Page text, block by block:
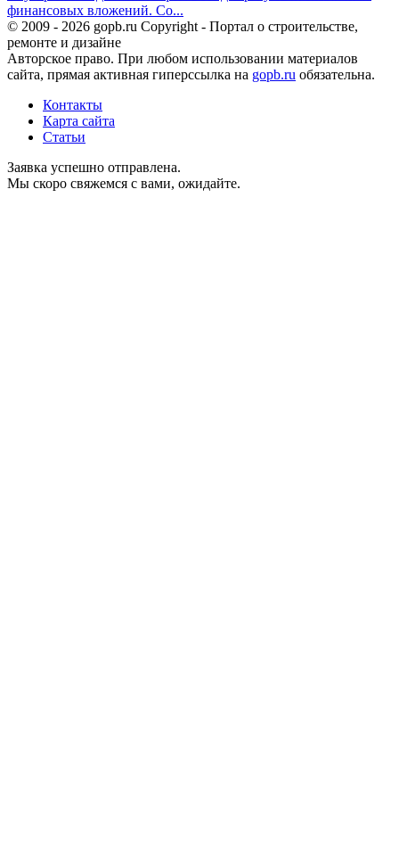
финансовых вложений. Со...
© 2009 - 2026 gopb.ru Copyright - Портал о строительстве,
ремонте и дизайне
Авторское право. При любом использовании материалов
сайта, прямая активная гиперссылка на gopb.ru обязательна.
Контакты
Карта сайта
Статьи
Заявка успешно отправлена.
Мы скоро свяжемся с вами, ожидайте.